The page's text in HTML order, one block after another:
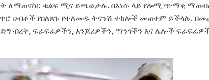
ለማጠናከር ቁልፍ ሚና ይጫወታሉ. በእነሱ ላይ የሎሚ ጭማቂ
ሀብቶች የበለጸጉ የተለመዱ ትናንሽ ተክሎች መጠቀም ይችላሉ.
ብረት, ፍራፍሬዎችን, እንጆሪዎችን, ማንጎችን እና ሌሎች